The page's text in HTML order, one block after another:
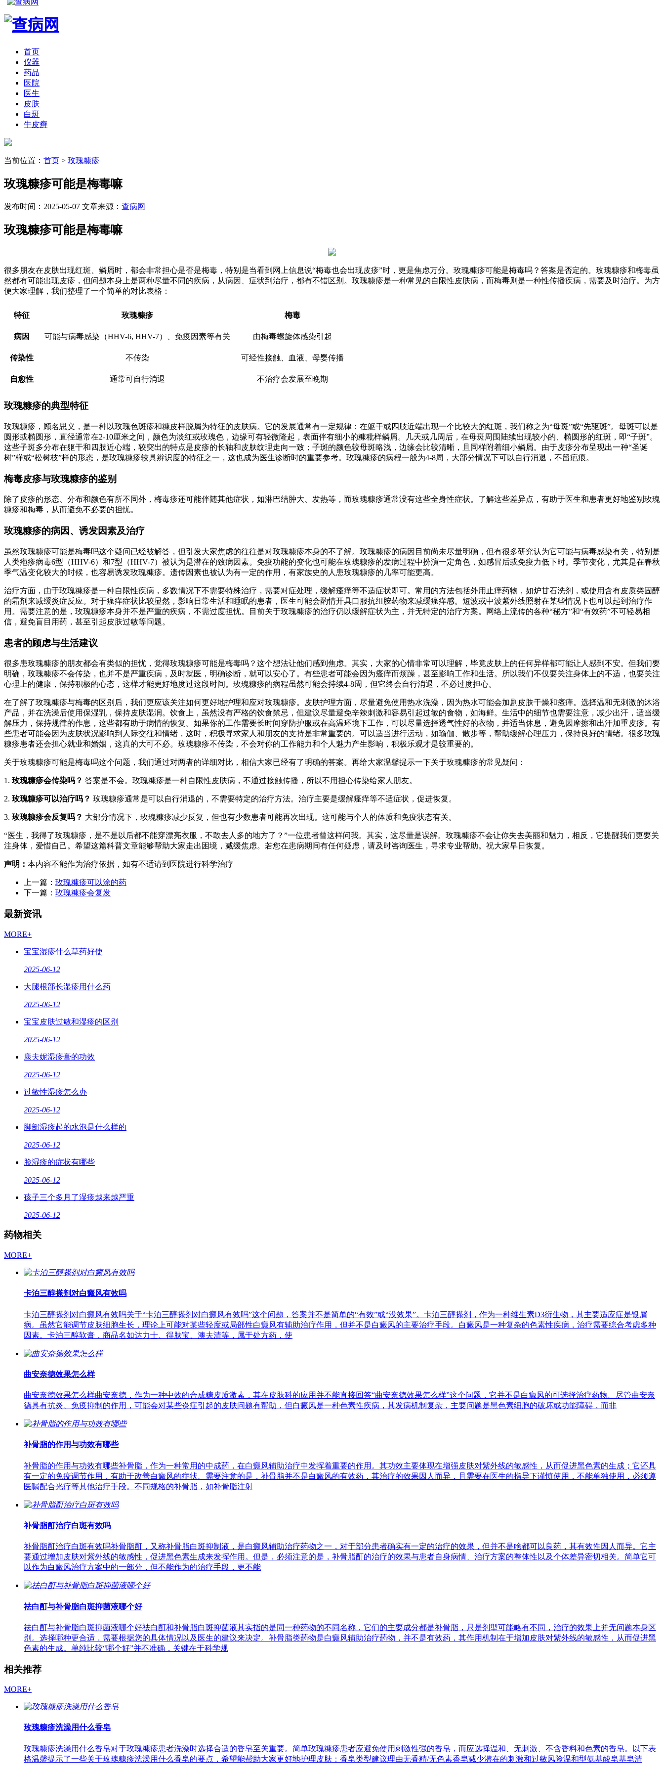
首页
仪器
药品
医院
医生
皮肤
白斑
牛皮癣
当前位置： 首页 > 玫瑰糠疹
玫瑰糠疹可能是梅毒嘛
发布时间：2025-05-07 文章来源： 查病网
玫瑰糠疹可能是梅毒嘛
很多朋友在皮肤出现红斑、鳞屑时，都会非常担心是否是梅毒，特别是当看到网上信息说“梅毒也会出现皮疹”时，更是焦虑万分。玫瑰糠疹可能是梅毒吗？答案是否定的。玫瑰糠疹和梅毒虽
然都有可能出现皮疹，但问题本身上是两种尽量不同的疾病，从病因、症状到治疗，都有不错区别。玫瑰糠疹是一种常见的自限性皮肤病，而梅毒则是一种性传播疾病，需要及时治疗。为方
便大家理解，我们整理了一个简单的对比表格：
特征 玫瑰糠疹 梅毒
病因 可能与病毒感染（HHV-6, HHV-7）、免疫因素等有关 由梅毒螺旋体感染引起
传染性 不传染 可经性接触、血液、母婴传播
自愈性 通常可自行消退 不治疗会发展至晚期
玫瑰糠疹的典型特征
玫瑰糠疹，顾名思义，是一种以玫瑰色斑疹和糠皮样脱屑为特征的皮肤病。它的发展通常有一定规律：在躯干或四肢近端出现一个比较大的红斑，我们称之为“母斑”或“先驱斑”。母斑可以是
圆形或椭圆形，直径通常在2-10厘米之间，颜色为淡红或玫瑰色，边缘可有轻微隆起，表面伴有细小的糠秕样鳞屑。几天或几周后，在母斑周围陆续出现较小的、椭圆形的红斑，即“子斑”。
这些子斑多分布在躯干和四肢近心端，较突出的特点是皮疹的长轴和皮肤纹理走向一致；子斑的颜色较母斑略浅，边缘会比较清晰，且同样附着细小鳞屑。由于皮疹分布呈现出一种“圣诞
树”样或“松树枝”样的形态，是玫瑰糠疹较具辨识度的特征之一，这也成为医生诊断时的重要参考。玫瑰糠疹的病程一般为4-8周，大部分情况下可以自行消退，不留疤痕。
梅毒皮疹与玫瑰糠疹的鉴别
除了皮疹的形态、分布和颜色有所不同外，梅毒疹还可能伴随其他症状，如淋巴结肿大、发热等，而玫瑰糠疹通常没有这些全身性症状。了解这些差异点，有助于医生和患者更好地鉴别玫瑰
糠疹和梅毒，从而避免不必要的担忧。
玫瑰糠疹的病因、诱发因素及治疗
虽然玫瑰糠疹可能是梅毒吗这个疑问已经被解答，但引发大家焦虑的往往是对玫瑰糠疹本身的不了解。玫瑰糠疹的病因目前尚未尽量明确，但有很多研究认为它可能与病毒感染有关，特别是
人类疱疹病毒6型（HHV-6）和7型（HHV-7）被认为是潜在的致病因素。免疫功能的变化也可能在玫瑰糠疹的发病过程中扮演一定角色，如感冒后或免疫力低下时。季节变化，尤其是在春秋
季气温变化较大的时候，也容易诱发玫瑰糠疹。遗传因素也被认为有一定的作用，有家族史的人患玫瑰糠疹的几率可能更高。
治疗方面，由于玫瑰糠疹是一种自限性疾病，多数情况下不需要特殊治疗，需要对症处理，缓解瘙痒等不适症状即可。常用的方法包括外用止痒药物，如炉甘石洗剂，或使用含有皮质类固醇
的霜剂来减缓炎症反应。对于瘙痒症状比较显然，影响日常生活和睡眠的患者，医生可能会酌情开具口服抗组胺药物来减缓瘙痒感。短波或中波紫外线照射在某些情况下也可以起到治疗作
用。需要注意的是，玫瑰糠疹本身并不是严重的疾病，不需过度担忧。目前关于玫瑰糠疹的治疗仍以缓解症状为主，并无特定的治疗方案。网络上流传的各种“秘方”和“有效药”不可轻易相
信，避免盲目用药，甚至引起皮肤过敏等问题。
患者的顾虑与生活建议
很多患玫瑰糠疹的朋友都会有类似的担忧，觉得玫瑰糠疹可能是梅毒吗？这个想法让他们感到焦虑。其实，大家的心情非常可以理解，毕竟皮肤上的任何异样都可能让人感到不安。但我们要
明确，玫瑰糠疹不会传染，也并不是严重疾病，及时就医，明确诊断，就可以安心了。有些患者可能会因为瘙痒而烦躁，甚至影响工作和生活。所以我们不仅要关注身体上的不适，也要关注
心理上的健康，保持积极的心态，这样才能更好地度过这段时间。玫瑰糠疹的病程虽然可能会持续4-8周，但它终会自行消退，不必过度担心。
在了解了玫瑰糠疹与梅毒的区别后，我们更应该关注如何更好地护理和应对玫瑰糠疹。皮肤护理方面，尽量避免使用热水洗澡，因为热水可能会加剧皮肤干燥和瘙痒。选择温和无刺激的沐浴
产品，并在洗澡后使用保湿乳，保持皮肤湿润。饮食上，虽然没有严格的饮食禁忌，但建议尽量避免辛辣刺激和容易引起过敏的食物，如海鲜。生活中的细节也需要注意，减少出汗，适当缓
解压力，保持规律的作息，这些都有助于病情的恢复。如果你的工作需要长时间穿防护服或在高温环境下工作，可以尽量选择透气性好的衣物，并适当休息，避免因摩擦和出汗加重皮疹。有
些患者可能会因为皮肤状况影响到人际交往和情绪，这时，积极寻求家人和朋友的支持是非常重要的。可以适当进行运动，如瑜伽、散步等，帮助缓解心理压力，保持良好的情绪。很多玫瑰
糠疹患者还会担心就业和婚姻，这真的大可不必。玫瑰糠疹不传染，不会对你的工作能力和个人魅力产生影响，积极乐观才是较重要的。
关于玫瑰糠疹可能是梅毒吗这个问题，我们通过对两者的详细对比，相信大家已经有了明确的答案。再给大家温馨提示一下关于玫瑰糠疹的常见疑问：
1. 玫瑰糠疹会传染吗？ 答案是不会。玫瑰糠疹是一种自限性皮肤病，不通过接触传播，所以不用担心传染给家人朋友。
2. 玫瑰糠疹可以治疗吗？ 玫瑰糠疹通常是可以自行消退的，不需要特定的治疗方法。治疗主要是缓解瘙痒等不适症状，促进恢复。
3. 玫瑰糠疹会反复吗？ 大部分情况下，玫瑰糠疹减少反复，但也有少数患者可能再次出现。这可能与个人的体质和免疫状态有关。
“医生，我得了玫瑰糠疹，是不是以后都不能穿漂亮衣服，不敢去人多的地方了？”一位患者曾这样问我。其实，这尽量是误解。玫瑰糠疹不会让你失去美丽和魅力，相反，它提醒我们更要关
注身体，爱惜自己。希望这篇科普文章能够帮助大家走出困境，减缓焦虑。若您在患病期间有任何疑虑，请及时咨询医生，寻求专业帮助。祝大家早日恢复。
声明： 本内容不能作为治疗依据，如有不适请到医院进行科学治疗
上一篇： 玫瑰糠疹可以涂的药
下一篇： 玫瑰糠疹会复发
最新资讯
MORE+
宝宝湿疹什么草药好使
2025-06-12
大腿根部长湿疹用什么药
2025-06-12
宝宝皮肤过敏和湿疹的区别
2025-06-12
康夫妮湿疹膏的功效
2025-06-12
过敏性湿疹怎么办
2025-06-12
脚部湿疹起的水泡是什么样的
2025-06-12
脸湿疹的症状有哪些
2025-06-12
孩子三个多月了湿疹越来越严重
2025-06-12
药物相关
MORE+
卡泊三醇搽剂对白癜风有效吗
卡泊三醇搽剂对白癜风有效吗关于“卡泊三醇搽剂对白癜风有效吗”这个问题，答案并不是简单的“有效”或“没效果”。卡泊三醇搽剂，作为一种维生素D3衍生物，其主要适应症是银屑
病。虽然它能调节皮肤细胞生长，理论上可能对某些轻度或局部性白癜风有辅助治疗作用，但并不是白癜风的主要治疗手段。白癜风是一种复杂的色素性疾病，治疗需要综合考虑多种
因素。卡泊三醇软膏，商品名如达力士、得肤宝、澳夫清等，属于处方药，使
曲安奈德效果怎么样
曲安奈德效果怎么样曲安奈德，作为一种中效的合成糖皮质激素，其在皮肤科的应用并不能直接回答“曲安奈德效果怎么样”这个问题，它并不是白癜风的可选择治疗药物。尽管曲安奈
德具有抗炎、免疫抑制的作用，可能会对某些炎症引起的皮肤问题有帮助，但白癜风是一种色素性疾病，其发病机制复杂，主要问题是黑色素细胞的破坏或功能障碍，而非
补骨脂的作用与功效有哪些
补骨脂的作用与功效有哪些补骨脂，作为一种常用的中成药，在白癜风辅助治疗中发挥着重要的作用。其功效主要体现在增强皮肤对紫外线的敏感性，从而促进黑色素的生成；它还具
有一定的免疫调节作用，有助于改善白癜风的症状。需要注意的是，补骨脂并不是白癜风的有效药，其治疗的效果因人而异，且需要在医生的指导下谨慎使用，不能单独使用，必须遵
医嘱配合光疗等其他治疗手段。不同规格的补骨脂，如补骨脂注射
补骨脂酊治疗白斑有效吗
补骨脂酊治疗白斑有效吗补骨脂酊，又称补骨脂白斑抑制液，是白癜风辅助治疗药物之一，对于部分患者确实有一定的治疗的效果，但并不是啥都可以良药，其有效性因人而异。它主
要通过增加皮肤对紫外线的敏感性，促进黑色素生成来发挥作用。但是，必须注意的是，补骨脂酊的治疗的效果与患者自身病情、治疗方案的整体性以及个体差异密切相关。简单它可
以作为白癜风治疗方案中的一部分，但不能作为的治疗手段，更不能
祛白酊与补骨脂白斑抑菌液哪个好
祛白酊与补骨脂白斑抑菌液哪个好祛白酊和补骨脂白斑抑菌液其实指的是同一种药物的不同名称，它们的主要成分都是补骨脂，只是剂型可能略有不同，治疗的效果上并无问题本身区
别。选择哪种更合适，需要根据您的具体情况以及医生的建议来决定。补骨脂类药物是白癜风辅助治疗药物，并不是有效药，其作用机制在于增加皮肤对紫外线的敏感性，从而促进黑
色素的生成。单纯比较“哪个好”并不准确，关键在于科学规
相关推荐
MORE+
玫瑰糠疹洗澡用什么香皂
玫瑰糠疹洗澡用什么香皂对于玫瑰糠疹患者洗澡时选择合适的香皂至关重要。简单玫瑰糠疹患者应避免使用刺激性强的香皂，而应选择温和、无刺激、不含香料和色素的香皂。以下表
格温馨提示了一些关于玫瑰糠疹洗澡用什么香皂的要点，希望能帮助大家更好地护理皮肤：香皂类型建议理由无香精/无色素香皂减少潜在的刺激和过敏风险温和型氨基酸皂基皂清